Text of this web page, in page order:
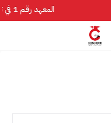
المعهد رقم 1 في تأسيس اللغة الإنجليزية